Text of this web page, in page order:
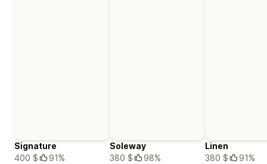
Signature
400 $
91%
Soleway
380 $
98%
Linen
380 $
91%